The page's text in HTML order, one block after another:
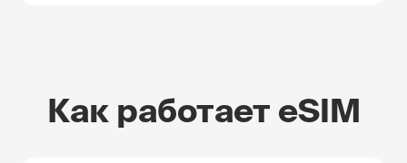
Как работает eSIM